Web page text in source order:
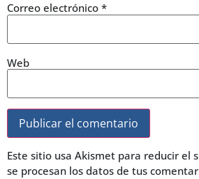
Correo electrónico *
Web
Este sitio usa Akismet para reducir el
se procesan los datos de tus